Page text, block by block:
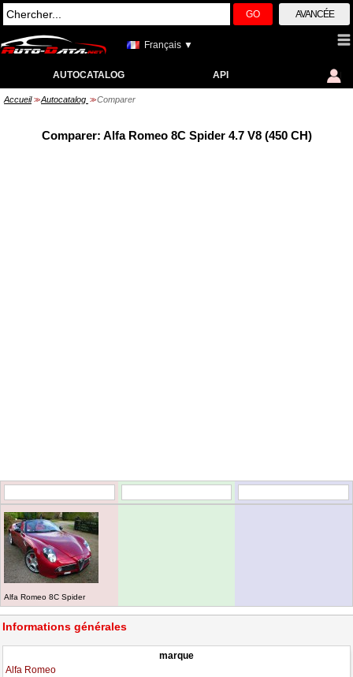
GO AVANCÉE
Français ▼
AUTOCATALOG API
Accueil >> Autocatalog >> Comparer
Comparer: Alfa Romeo 8C Spider 4.7 V8 (450 CH)
Alfa Romeo 8C Spider
Informations générales
marque
Alfa Romeo